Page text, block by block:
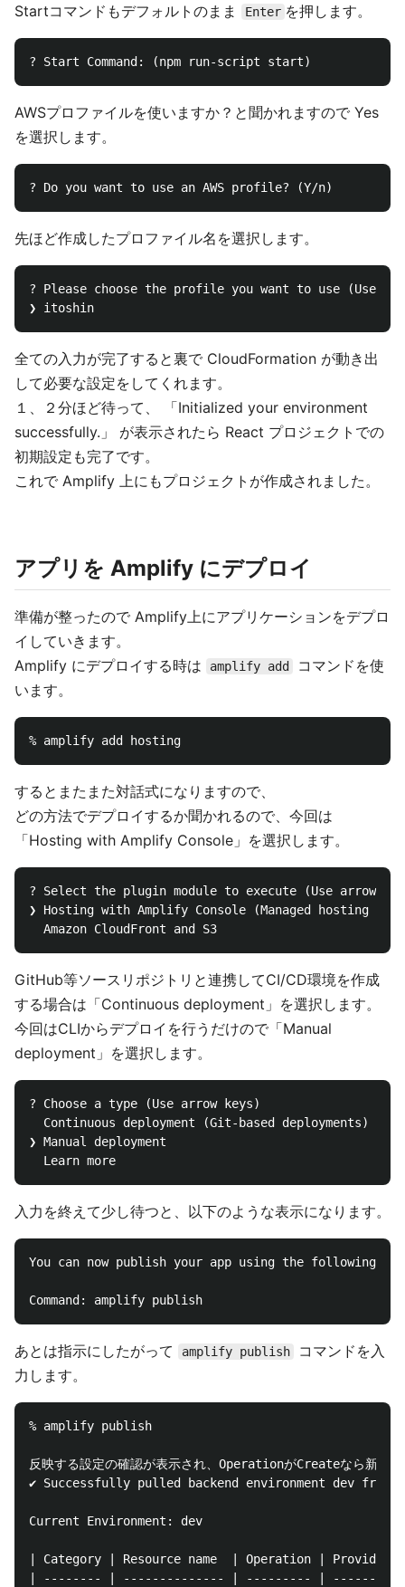
Startコマンドもデフォルトのまま Enter を押します。
AWSプロファイルを使いますか？と聞かれますので Yes
を選択します。
先ほど作成したプロファイル名を選択します。
? Please choose the profile you want to use (Use
全ての入力が完了すると裏で CloudFormation が動き出
して必要な設定をしてくれます。
１、２分ほど待って、 「Initialized your environment
successfully.」 が表示されたら React プロジェクトでの
初期設定も完了です。
これで Amplify 上にもプロジェクトが作成されました。
アプリを Amplify にデプロイ
準備が整ったので Amplify上にアプリケーションをデプロ
イしていきます。
Amplify にデプロイする時は
amplify add
コマンドを使
います。
するとまたまた対話式になりますので、
どの方法でデプロイするか聞かれるので、今回は
「Hosting with Amplify Console」を選択します。
? Select the plugin module to execute (Use arrow
❯ Hosting with Amplify Console (Managed hosting
GitHub等ソースリポジトリと連携してCI/CD環境を作成
する場合は「Continuous deployment」を選択します。
今回はCLIからデプロイを行うだけので「Manual
deployment」を選択します。
? Choose a type (Use arrow keys)
  Continuous deployment (Git-based deployments)
❯ Manual deployment
入力を終えて少し待つと、以下のような表示になります。
You can now publish your app using the following
あとは指示にしたがって amplify publish
コマンドを入
力します。
% amplify publish
反映する設定の確認が表示され、OperationがCreateなら新規作
✔ Successfully pulled backend environment dev from
Current Environment: dev
| Category | Resource name  | Operation |
| -------- | -------------- | --------- |